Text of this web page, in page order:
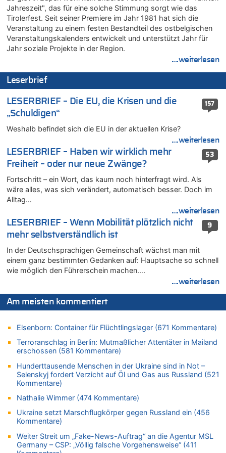
Leipzig, Mechernich und die Frage: Wer steckt hinter den
Drohnen mit Strengstoff? War es Russland?
08.08.2026 - 22:07 von Shari zu
Belgier knackt Jackpot bei Lotterie EuroMillions und gewinnt
mehr als 111 Millionen €
Leipzig, Mechernich und die Frage: Wer steckt hinter den
Drohnen mit Strengstoff? War es Russland?
Zwölf Jahre nach Aachener Bankraub: 70-Jähriger gefasst
08.08.2026 - 21:28 von Noah Parmentier zu
Leipzig, Mechernich und die Frage: Wer steckt hinter den
08.08.2026 - 21:11 von Mungo zu
Leipzig, Mechernich und die Frage: Wer steckt hinter den
08.08.2026 - 20:49 von Marcel Scholzen Eimerscheid zu
Leipzig, Mechernich und die Frage: Wer steckt hinter den
08.08.2026 - 20:34 von Dax zu
Wasserstand des Rheins in NRW so niedrig wie noch nie
Leipzig, Mechernich und die Frage: Wer steckt hinter den
Drohnen mit Strengstoff? War es Russland?
Drohnen mit Strengstoff? War es Russland?
08.08.2026 - 20:19 von Peter G zu
Zwölf Jahre nach Aachener Bankraub: 70-Jähriger gefasst
Leipzig, Mechernich und die Frage: Wer steckt hinter den
Drohnen mit Strengstoff? War es Russland?
08.08.2026 - 20:16 von Dax zu
Wasserstand des Rheins in NRW so niedrig wie noch nie
08.08.2026 - 20:13 von Dax zu
08.08.2026 - 20:09 von Dax zu
08.08.2026 - 20:06 von Dax zu
Jahreszeit", das für eine solche Stimmung sorgt wie das
Tirolerfest. Seit seiner Premiere im Jahr 1981 hat sich die
Veranstaltung zu einem festen Bestandteil des ostbelgischen
Veranstaltungskalenders entwickelt und unterstützt Jahr für
Jahr soziale Projekte in der Region.
....weiterlesen
Leserbrief
157
LESERBRIEF – Die EU, die Krisen und die
„Schuldigen“
Weshalb befindet sich die EU in der aktuellen Krise?
....weiterlesen
53
LESERBRIEF – Haben wir wirklich mehr
Freiheit – oder nur neue Zwänge?
Fortschritt – ein Wort, das kaum noch hinterfragt wird. Als
wäre alles, was sich verändert, automatisch besser. Doch im
Alltag…
....weiterlesen
9
LESERBRIEF – Wenn Mobilität plötzlich nicht
mehr selbstverständlich ist
In der Deutschsprachigen Gemeinschaft wächst man mit
einem ganz bestimmten Gedanken auf: Hauptsache so schnell
wie möglich den Führerschein machen….
....weiterlesen
Am meisten kommentiert
Elsenborn: Container für Flüchtlingslager (671 Kommentare)
Terroranschlag in Berlin: Mutmaßlicher Attentäter in Mailand
erschossen (581 Kommentare)
Hunderttausende Menschen in der Ukraine sind in Not –
Selenskyj fordert Verzicht auf Öl und Gas aus Russland (521
Kommentare)
Nathalie Wimmer (474 Kommentare)
Ukraine setzt Marschflugkörper gegen Russland ein (456
Kommentare)
Weiter Streit um „Fake-News-Auftrag“ an die Agentur MSL
Germany – CSP: „Völlig falsche Vorgehensweise“ (411